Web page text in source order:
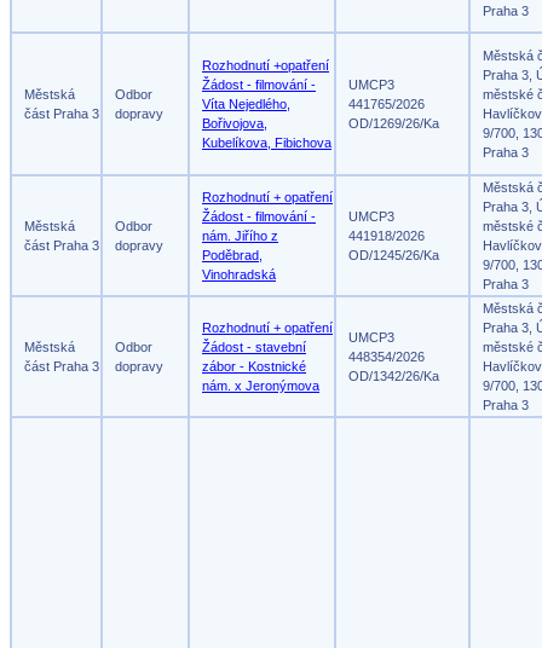
Praha 3
Městská
část Praha 3
Odbor
dopravy
Rozhodnutí +opatření
Žádost - filmování -
Víta Nejedlého,
Bořivojova,
Kubelíkova, Fibichova
UMCP3
441765/2026
OD/1269/26/Ka
Městská
Praha 3,
městské
9/700,
Praha 3
Městská
část Praha 3
Odbor
dopravy
Rozhodnutí + opatření
Žádost - filmování -
nám. Jiřího z
Poděbrad,
Vinohradská
UMCP3
441918/2026
OD/1245/26/Ka
Městská
Praha 3,
městské
9/700,
Praha 3
Městská
část Praha 3
Odbor
dopravy
Rozhodnutí + opatření
Žádost - stavební
zábor - Kostnické
nám. x Jeronýmova
UMCP3
448354/2026
OD/1342/26/Ka
Městská
Praha 3,
městské
9/700,
Praha 3